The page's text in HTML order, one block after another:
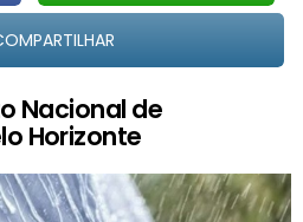
Nacional de
Horizonte